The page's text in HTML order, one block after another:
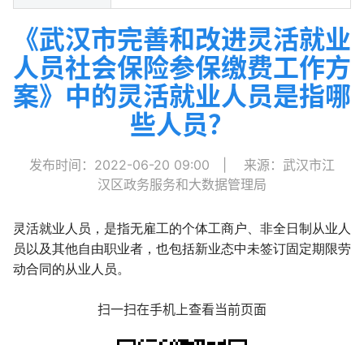
《武汉市完善和改进灵活就业
人员社会保险参保缴费工作方
案》中的灵活就业人员是指哪
些人员？
发布时间：2022-06-20 09:00
来源：武汉市江
汉区政务服务和大数据管理局
灵活就业人员，是指无雇工的个体工商户、非全日制从业人
员以及其他自由职业者，也包括新业态中未签订固定期限劳
动合同的从业人员。
扫一扫在手机上查看当前页面